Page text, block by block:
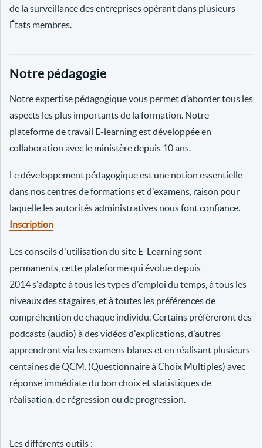
de la surveillance des entreprises opérant dans plusieurs
États membres.
Notre pédagogie
Notre expertise pédagogique vous permet d'aborder tous les
aspects les plus importants de la formation. Notre
plateforme de travail E-learning est développée en
collaboration avec le ministère depuis 10 ans.
Le développement pédagogique est une notion essentielle
dans nos centres de formations et d'examens, raison pour
laquelle les autorités administratives nous font confiance.
Inscription
Les conseils d'utilisation du site E-Learning sont
permanents, cette plateforme qui évolue depuis
2014 s'adapte à tous les types d'emploi du temps, à tous les
niveaux des stagaires, et à toutes les préférences de
compréhention de chaque individu. Certains préfèreront des
podcasts (audio) à des vidéos d'explications, d'autres
apprendront via les examens blancs et en réalisant plusieurs
centaines de QCM. (Questionnaire à Choix Multiples) avec
réponse immédiate du bon choix et statistiques de
réalisation, de régression ou de progression.
Les différents outils :